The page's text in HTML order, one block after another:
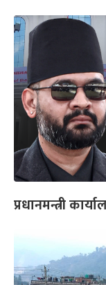
प्रधानमन्त्री